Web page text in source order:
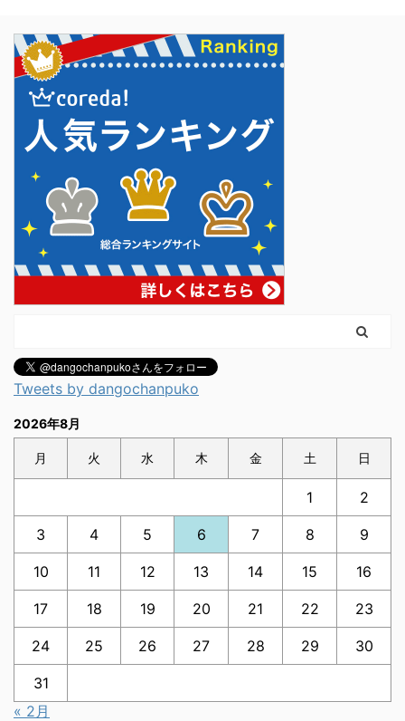
Tweets by dangochanpuko
2026年8月
月 火 水 木 金 土 日
1 2
3 4 5 6 7 8 9
10 11 12 13 14 15 16
17 18 19 20 21 22 23
24 25 26 27 28 29 30
31
« 2月